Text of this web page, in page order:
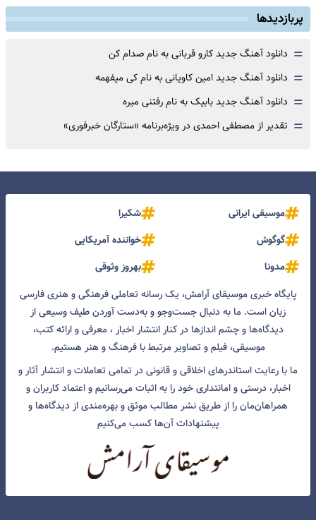
پربازدیدها
= دانلود آهنگ جدید کارو قربانی به نام صدام کن
= دانلود آهنگ جدید امین کاویانی به نام کی میفهمه
= دانلود آهنگ جدید بابیک به نام رفتنی میره
= تقدیر از مصطفی احمدی در ویژه‌برنامه «ستارگان خبرفوری»
موسیقی ایرانی
شکیرا
گوگوش
خواننده آمریکایی
مدونا
بهروز وثوقی
پایگاه خبری موسیقای آرامش، یک رسانه تعاملی فرهنگی و هنری فارسی
زبان است. ما به دنبال جست‌و‌جو و به‌دست آوردن طیف وسیعی از
دیدگاه‌ها و چشم انداز‌ها در کنار انتشار اخبار ، معرفی و ارائه کتب،
موسیقی، فیلم و تصاویر مرتبط با فرهنگ و هنر هستیم.
ما با رعایت استاندرهای اخلاقی و قانونی در تمامی تعاملات و انتشار آثار و
اخبار، درستی و امانتداری خود را به اثبات می‌رسانیم و اعتماد کاربران و
همراهان‌مان را از طریق نشر مطالب موثق و بهره‌مندی از دیدگاه‌ها و
پیشنهادات آن‌ها کسب می‌کنیم